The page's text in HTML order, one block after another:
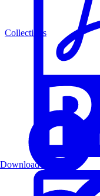
Collections
Download PDF